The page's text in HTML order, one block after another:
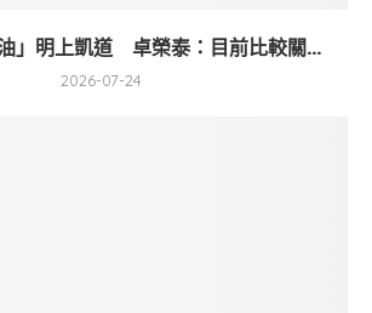
」明上凱道 卓榮泰：目前比較關...
2026-07-24